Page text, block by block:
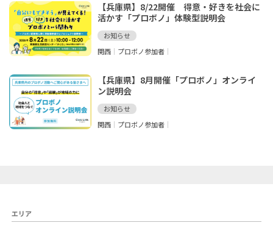
【兵庫県】8/22開催 得意・好きを社会に
活かす「プロボノ」体験型説明会
お知らせ
関西
プロボノ参加者
【兵庫県】8月開催「プロボノ」オンライ
ン説明会
お知らせ
関西
プロボノ参加者
エリア